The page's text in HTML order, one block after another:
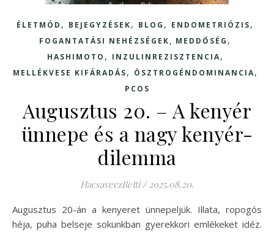
ÉLETMÓD , BEJEGYZÉSEK, BLOG , ENDOMETRIÓZIS,
FOGANTATÁSI NEHÉZSÉGEK, MEDDŐSÉG ,
HASHIMOTO , INZULINREZISZTENCIA,
MELLÉKVESE KIFÁRADÁS, ÖSZTROGÉNDOMINANCIA,
PCOS
Augusztus 20. – A kenyér
ünnepe és a nagy kenyér-
dilemma
HacsaveczBetti / 2025.08.20.
Augusztus 20-án a kenyeret ünnepeljük. Illata, ropogós
héja, puha belseje sokunkban gyerekkori emlékeket idéz.